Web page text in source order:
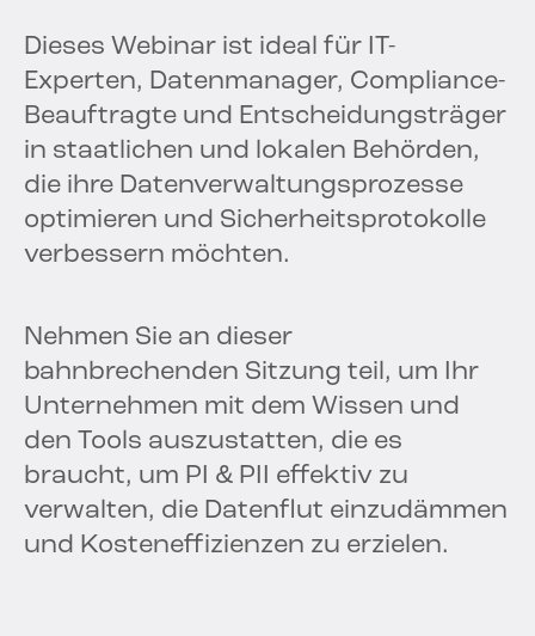
Dieses Webinar ist ideal für IT-
Experten, Datenmanager, Compliance-
Beauftragte und Entscheidungsträger
in staatlichen und lokalen Behörden,
die ihre Datenverwaltungsprozesse
optimieren und Sicherheitsprotokolle
verbessern möchten.
Nehmen Sie an dieser
bahnbrechenden Sitzung teil, um Ihr
Unternehmen mit dem Wissen und
den Tools auszustatten, die es
braucht, um PI & PII effektiv zu
verwalten, die Datenflut einzudämmen
und Kosteneffizienzen zu erzielen.